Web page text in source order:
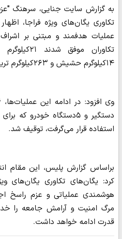
به گزارش سایت جنایی، سرهنگ
تکاوری یگان‌های ویژه فراجا،
عملیات هدفمند و مبتنی بر اشراف
۱۴کیلوگرم حشیش و ۲۶۳کیلوگرم تریاک را کشف کنند.
دستگیر و ۵دستگاه خودرو
استفاده قرار می‌گرفت، توقیف شد.
براساس گزارش پلیس، این مقام
کرد: یگان‌های تکاوری یگان‌های
هوشمندی عملیاتی و عزم راسخ
مرگ امنیت و آرامش جامعه را
قدرت ادامه خواهد داشت.